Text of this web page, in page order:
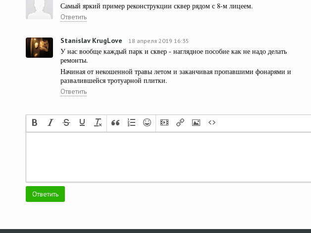
Самый яркий пример реконструкции сквер рядом с 8-м лицеем.
Ответить
Stanislav KrugLove 18 апреля 2019 16:35
У нас вообще каждый парк и сквер - наглядное пособие как не надо делать
ремонты.
Начиная от некошенной травы летом и заканчивая пропавшими фонарями и
развалившейся тротуарной плитки.
Ответить